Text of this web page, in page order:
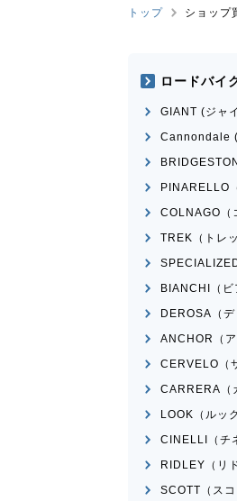
トップ ショップ
ロードバイ
GIANT (ジャ
Cannondale
PINARELLO
COLNAGO（
TREK（トレッ
BIANCHI（ビ
DEROSA（デ
ANCHOR（ア
CERVELO（
CARRERA（
LOOK（ルッ
CINELLI（チ
RIDLEY（リ
SCOTT（スコ